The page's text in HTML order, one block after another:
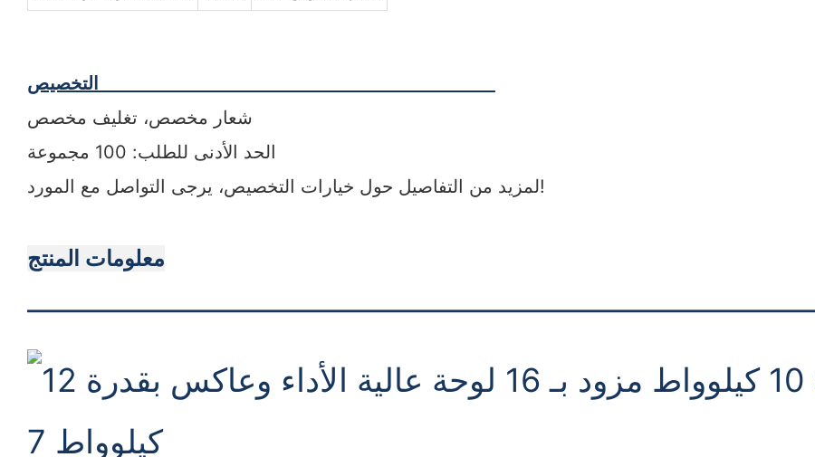
التخصيص
شعار مخصص، تغليف مخصص
الحد الأدنى للطلب: 100 مجموعة
لمزيد من التفاصيل حول خيارات التخصيص، يرجى التواصل مع المورد!
معلومات المنتج